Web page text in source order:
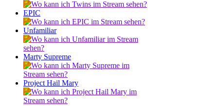
EPIC
Unfamiliar
Marty Supreme
Project Hail Mary